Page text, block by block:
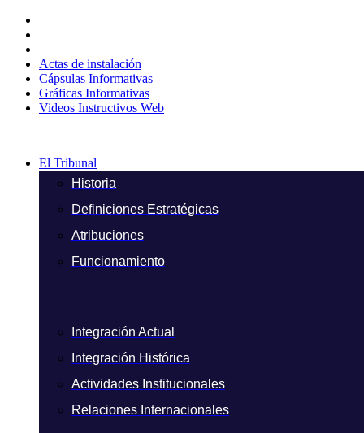
contenido
Actas de instalación
Cápsulas Informativas
Gráficas Informativas
Videos Instructivos Web
El Tribunal
Historia
Definiciones Estratégicas
Atribuciones
Funcionamiento
Integración Actual
Integración Histórica
Actividades Institucionales
Relaciones Internacionales